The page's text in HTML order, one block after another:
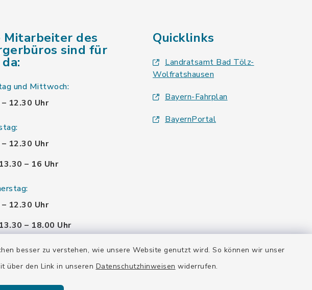
besser zu verstehen, wie unsere Website genutzt wird. So können wir unser
über den Link in unseren Datenschutzhinweisen widerrufen.
Mitarbeiter des
sind für
und Mittwoch:
12.30 Uhr
12.30 Uhr
– 16 Uhr
12.30 Uhr
– 18.00 Uhr
12.30 Uhr
Quicklinks
Landratsamt Bad Tölz-
Wolfratshausen
Bayern-Fahrplan
BayernPortal